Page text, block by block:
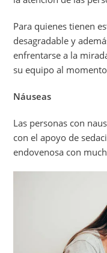
Para quienes tienen
desagradable y
enfrentarse a la
su equipo al
Náuseas
Las personas con
con el apoyo de
endovenosa con